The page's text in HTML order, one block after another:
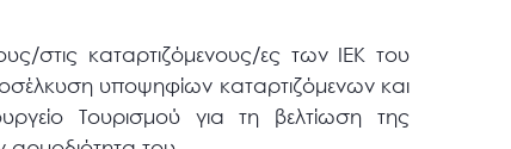
στις καταρτιζόμενους/ες των ΙΕΚ του
υποψηφίων καταρτιζόμενων και
Τουρισμού για τη βελτίωση της